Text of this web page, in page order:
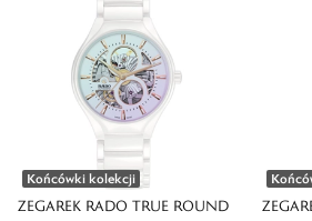
Końcówki kolekcji
ZEGAREK RADO TRUE ROUND